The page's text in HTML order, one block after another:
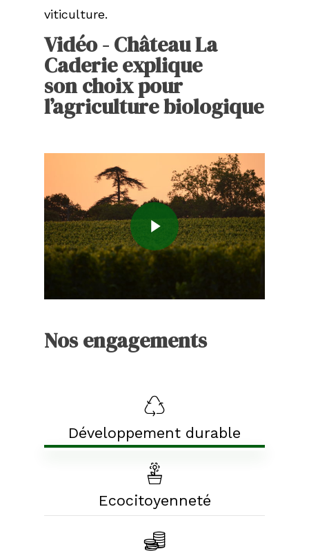
viticulture.
Vidéo - Château La
Caderie explique
son choix pour
l’agriculture biologique
Nos engagements
Développement durable
Ecocitoyenneté